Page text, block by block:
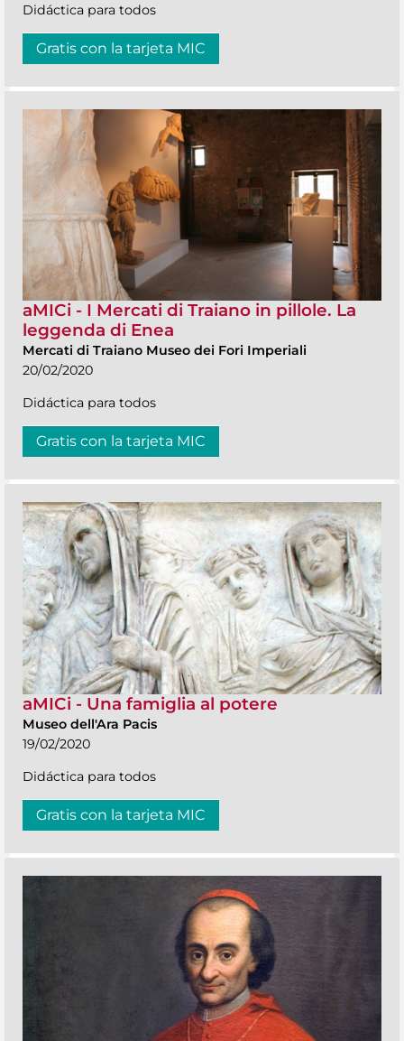
Didáctica para todos
Gratis con la tarjeta MIC
aMICi - I Mercati di Traiano in pillole. La
leggenda di Enea
Mercati di Traiano Museo dei Fori Imperiali
20/02/2020
Didáctica para todos
Gratis con la tarjeta MIC
aMICi - Una famiglia al potere
Museo dell'Ara Pacis
19/02/2020
Didáctica para todos
Gratis con la tarjeta MIC